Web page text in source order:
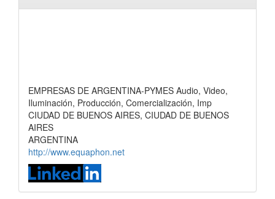
EMPRESAS DE ARGENTINA-PYMES Audio, Video,
Iluminación, Producción, Comercialización, Imp
CIUDAD DE BUENOS AIRES, CIUDAD DE BUENOS
AIRES
ARGENTINA
http://www.equaphon.net